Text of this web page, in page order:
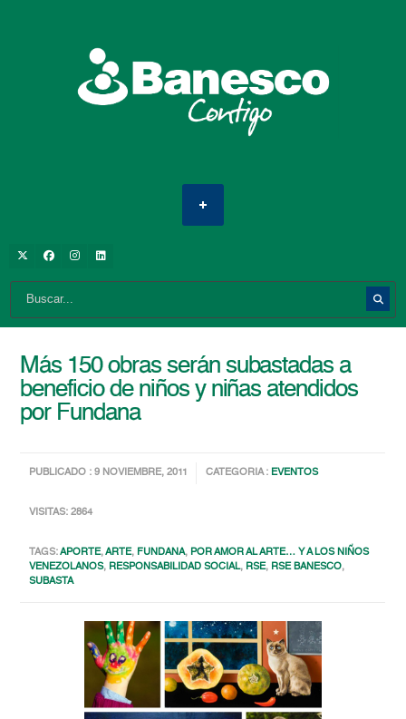
Más 150 obras serán subastadas a
beneficio de niños y niñas atendidos
por Fundana
PUBLICADO : 9 NOVIEMBRE, 2011 CATEGORIA : EVENTOS
VISITAS: 2864
TAGS:APORTE,ARTE, FUNDANA, POR AMOR AL ARTE… Y A LOS NIÑOS
VENEZOLANOS, RESPONSABILIDAD SOCIAL, RSE, RSE BANESCO,
SUBASTA